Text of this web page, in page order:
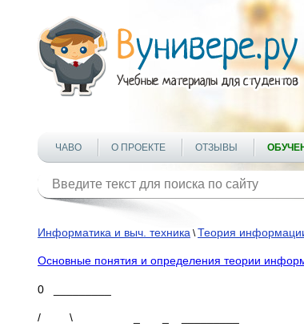
ЧАВО О ПРОЕКТЕ ОТЗЫВЫ
Информатика и выч. техника \Теория
Основные понятия и определения теории
0 _________
/ \ _ _ _________